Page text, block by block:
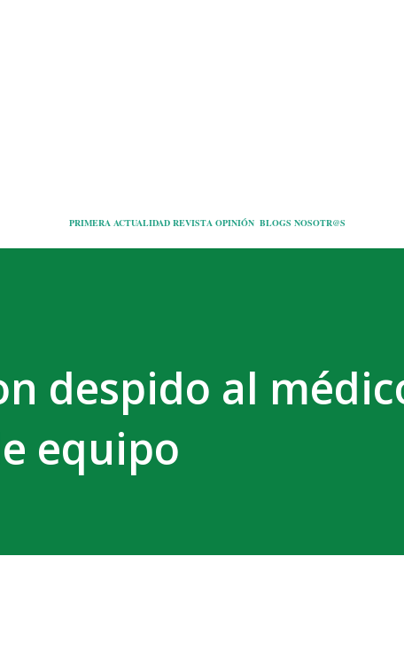
PRIMERA ACTUALIDAD REVISTA OPINIÓN BLOGS NOSOTR@S
despido al
equipo